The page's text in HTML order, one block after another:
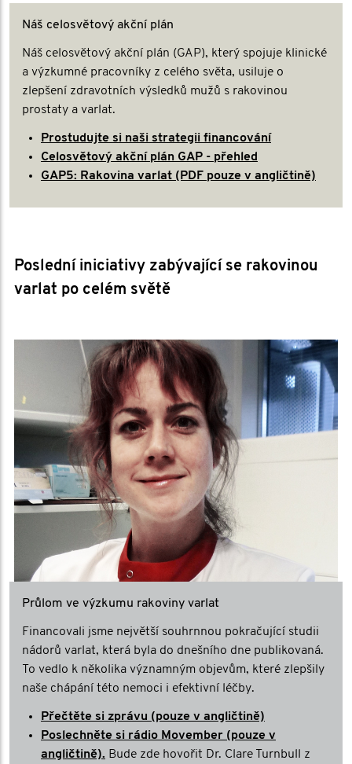
Náš celosvětový akční plán
Náš celosvětový akční plán (GAP), který spojuje klinické
a výzkumné pracovníky z celého světa, usiluje o
zlepšení zdravotních výsledků mužů s rakovinou
prostaty a varlat.
Prostudujte si naši strategii financování
Celosvětový akční plán GAP - přehled
GAP5: Rakovina varlat (PDF pouze v angličtině)
Poslední iniciativy zabývající se rakovinou
varlat po celém světě
Průlom ve výzkumu rakoviny varlat
Financovali jsme největší souhrnnou pokračující studii
nádorů varlat, která byla do dnešního dne publikovaná.
To vedlo k několika významným objevům, které zlepšily
naše chápání této nemoci i efektivní léčby.
Přečtěte si zprávu (pouze v angličtině)
Poslechněte si rádio Movember (pouze v
angličtině). Bude zde hovořit Dr. Clare Turnbull z